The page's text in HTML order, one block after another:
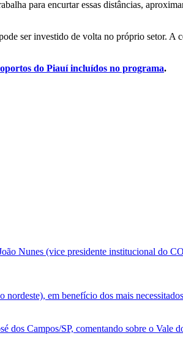
para encurtar essas distâncias,
ser investido de volta no próprio setor. A
do Piauí incluídos no programa.
Nunes (vice presidente institucional do
em benefício dos mais
Campos/SP, comentando sobre o Vale